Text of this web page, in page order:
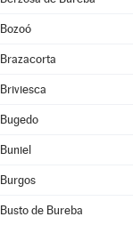
Bozoó
Brazacorta
Briviesca
Bugedo
Buniel
Burgos
Busto de Bureba